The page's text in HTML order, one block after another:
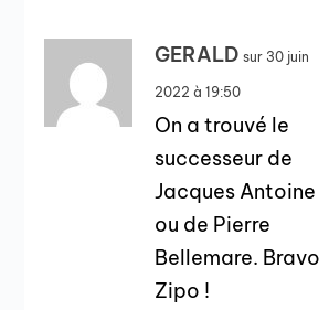
GERALD sur 30 juin
2022 à 19:50
On a trouvé le
successeur de
Jacques Antoine
ou de Pierre
Bellemare. Bravo
Zipo !